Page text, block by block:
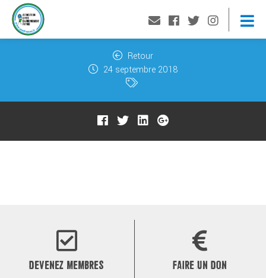
Retour
24 septembre 2018
DEVENEZ MEMBRES FAIRE UN DON